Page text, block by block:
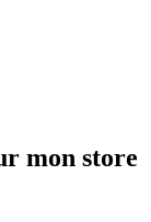
mon store